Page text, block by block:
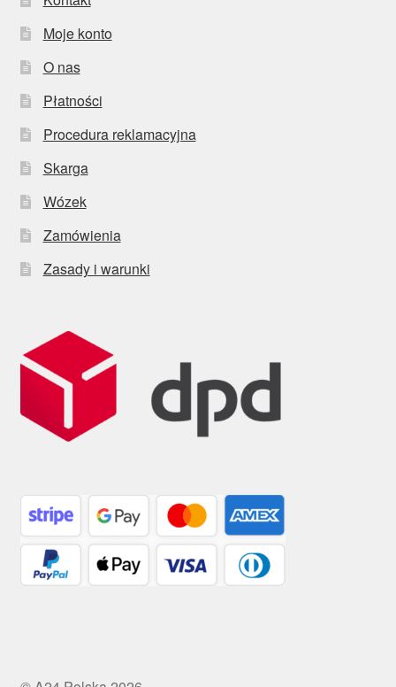
Moje konto
O nas
Płatności
Procedura reklamacyjna
Skarga
Wózek
Zamówienia
Zasady i warunki